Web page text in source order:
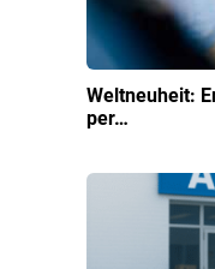
Weltneuheit:
per…